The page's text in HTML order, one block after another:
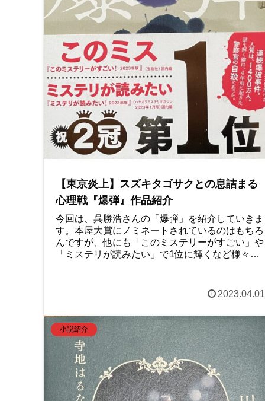
【東京炎上】スズキタゴサクとの息詰まる
心理戦『爆弾』作品紹介
今回は、呉勝浩さんの「爆弾」を紹介していきま
す。本屋大賞にノミネートされているのはもちろ
んですが、他にも「このミステリーがすごい」や
「ミステリが読みたい」で1位に輝くなど様々な
るかなと思います。ぜひ読んでみてください。
2023.04.01
小説紹介